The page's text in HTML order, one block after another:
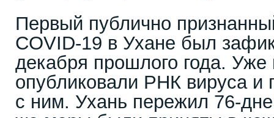
Первый публично
COVID-19 в Ухане был
декабря прошлого года. Уже
опубликовали РНК вируса и
с ним. Ухань пережил 76-